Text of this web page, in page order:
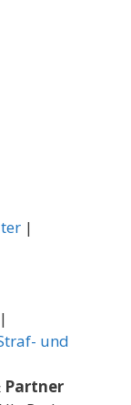
|
|
und
Partner